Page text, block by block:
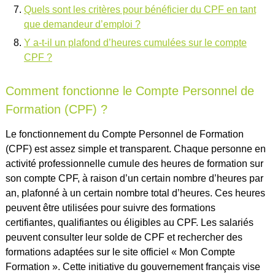
Quels sont les critères pour bénéficier du CPF en tant
que demandeur d’emploi ?
Y a-t-il un plafond d’heures cumulées sur le compte
CPF ?
Comment fonctionne le Compte Personnel de
Formation (CPF) ?
Le fonctionnement du Compte Personnel de Formation
(CPF) est assez simple et transparent. Chaque personne en
activité professionnelle cumule des heures de formation sur
son compte CPF, à raison d’un certain nombre d’heures par
an, plafonné à un certain nombre total d’heures. Ces heures
peuvent être utilisées pour suivre des formations
certifiantes, qualifiantes ou éligibles au CPF. Les salariés
peuvent consulter leur solde de CPF et rechercher des
formations adaptées sur le site officiel « Mon Compte
Formation ». Cette initiative du gouvernement français vise